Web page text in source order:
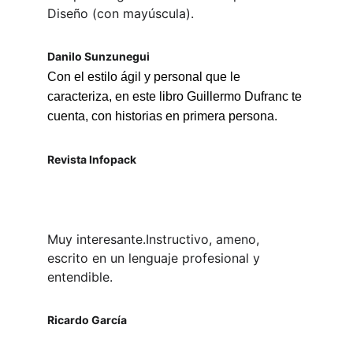
Diseño (con mayúscula).
Danilo Sunzunegui
Con el estilo ágil y personal que le
caracteriza, en este libro Guillermo Dufranc te
cuenta, con historias en primera persona.
Revista Infopack
Muy interesante.Instructivo, ameno,
escrito en un lenguaje profesional y
entendible.
Ricardo García